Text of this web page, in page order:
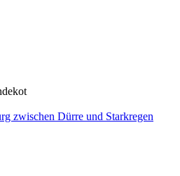
zwischen Dürre und Starkregen